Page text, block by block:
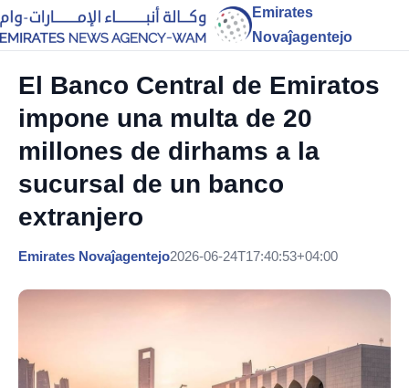
Emirates
Novaĵagentejo
El Banco Central de Emiratos
impone una multa de 20
millones de dirhams a la
sucursal de un banco
extranjero
Emirates Novaĵagentejo2026-06-24T17:40:53+04:00